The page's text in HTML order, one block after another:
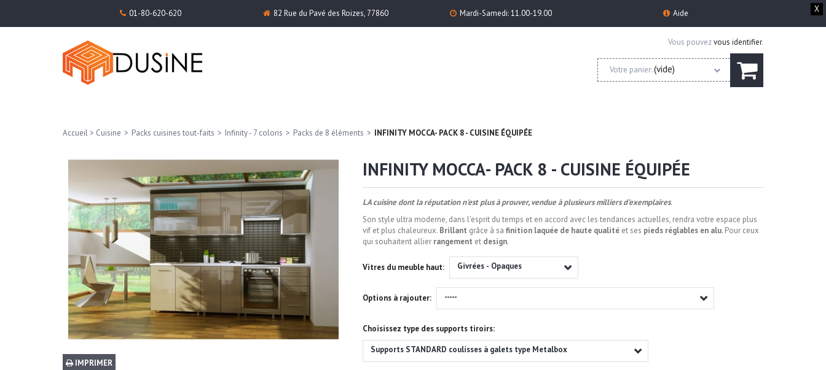
X
01-80-620-620 82 Rue du Pavé des Roizes, 77860 Mardi-Samedi: 11.00-19.00 Aide
Vous pouvezvous identifier.
Votre panier:(vide)
Accueil > Cuisine > Packs cuisines tout-faits > Infinity - 7 coloris > Packs de 8 éléments > INFINITY MOCCA- PACK 8 - CUISINE ÉQUIPÉE
IMPRIMER
INFINITY MOCCA- PACK 8 - CUISINE ÉQUIPÉE
LA cuisine dont la réputation n'est plus à prouver, vendue à plusieurs milliers d'exemplaires.
Son style ultra moderne, dans l'esprit du temps et en accord avec les tendances actuelles,rendra votre espace plus
vif et plus chaleureux. Brillant grâce à sa finition laquée de haute qualitéet ses pieds réglables en alu. Pour ceux
qui souhaitent allier rangement et design.
Vitres du meuble haut: Givrées - Opaques
Options à rajouter: -----
Choisissez type des supports tiroirs:
Supports STANDARD coulisses à galets type Metalbox